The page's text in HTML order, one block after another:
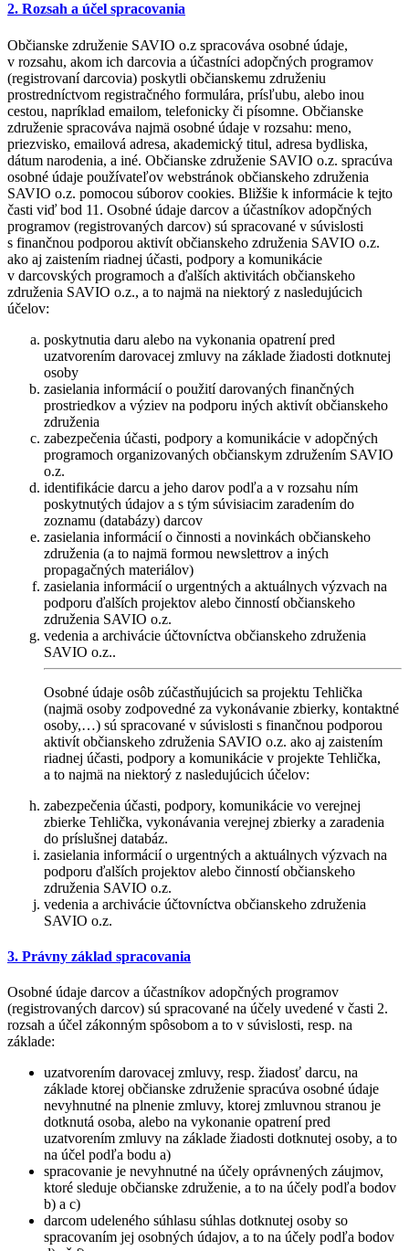
2. Rozsah a účel spracovania
Občianske združenie SAVIO o.z spracováva osobné údaje,
v rozsahu, akom ich darcovia a účastníci adopčných programov
(registrovaní darcovia) poskytli občianskemu združeniu
prostredníctvom registračného formulára, prísľubu, alebo inou
cestou, napríklad emailom, telefonicky či písomne. Občianske
združenie spracováva najmä osobné údaje v rozsahu: meno,
priezvisko, emailová adresa, akademický titul, adresa bydliska,
dátum narodenia, a iné. Občianske združenie SAVIO o.z. spracúva
osobné údaje používateľov webstránok občianskeho združenia
SAVIO o.z. pomocou súborov cookies. Bližšie k informácie k tejto
časti viď bod 11. Osobné údaje darcov a účastníkov adopčných
programov (registrovaných darcov) sú spracované v súvislosti
s finančnou podporou aktivít občianskeho združenia SAVIO o.z.
ako aj zaistením riadnej účasti, podpory a komunikácie
v darcovských programoch a ďalších aktivitách občianskeho
združenia SAVIO o.z., a to najmä na niektorý z nasledujúcich
účelov:
poskytnutia daru alebo na vykonania opatrení pred
uzatvorením darovacej zmluvy na základe žiadosti dotknutej
osoby
zasielania informácií o použití darovaných finančných
prostriedkov a výziev na podporu iných aktivít občianskeho
združenia
zabezpečenia účasti, podpory a komunikácie v adopčných
programoch organizovaných občianskym združením SAVIO
o.z.
identifikácie darcu a jeho darov podľa a v rozsahu ním
poskytnutých údajov a s tým súvisiacim zaradením do
zoznamu (databázy) darcov
zasielania informácií o činnosti a novinkách občianskeho
združenia (a to najmä formou newslettrov a iných
propagačných materiálov)
zasielania informácií o urgentných a aktuálnych výzvach na
podporu ďalších projektov alebo činností občianskeho
združenia SAVIO o.z.
vedenia a archivácie účtovníctva občianskeho združenia
SAVIO o.z..
Osobné údaje osôb zúčastňujúcich sa projektu Tehlička
(najmä osoby zodpovedné za vykonávanie zbierky, kontaktné
osoby,…) sú spracované v súvislosti s finančnou podporou
aktivít občianskeho združenia SAVIO o.z. ako aj zaistením
riadnej účasti, podpory a komunikácie v projekte Tehlička,
a to najmä na niektorý z nasledujúcich účelov:
zabezpečenia účasti, podpory, komunikácie vo verejnej
zbierke Tehlička, vykonávania verejnej zbierky a zaradenia
do príslušnej databáz.
zasielania informácií o urgentných a aktuálnych výzvach na
podporu ďalších projektov alebo činností občianskeho
združenia SAVIO o.z.
vedenia a archivácie účtovníctva občianskeho združenia
SAVIO o.z.
3. Právny základ spracovania
Osobné údaje darcov a účastníkov adopčných programov
(registrovaných darcov) sú spracované na účely uvedené v časti 2.
rozsah a účel zákonným spôsobom a to v súvislosti, resp. na
základe:
uzatvorením darovacej zmluvy, resp. žiadosť darcu, na
základe ktorej občianske združenie spracúva osobné údaje
nevyhnutné na plnenie zmluvy, ktorej zmluvnou stranou je
dotknutá osoba, alebo na vykonanie opatrení pred
uzatvorením zmluvy na základe žiadosti dotknutej osoby, a to
na účel podľa bodu a)
spracovanie je nevyhnutné na účely oprávnených záujmov,
ktoré sleduje občianske združenie, a to na účely podľa bodov
b) a c)
darcom udeleného súhlasu súhlas dotknutej osoby so
spracovaním jej osobných údajov, a to na účely podľa bodov